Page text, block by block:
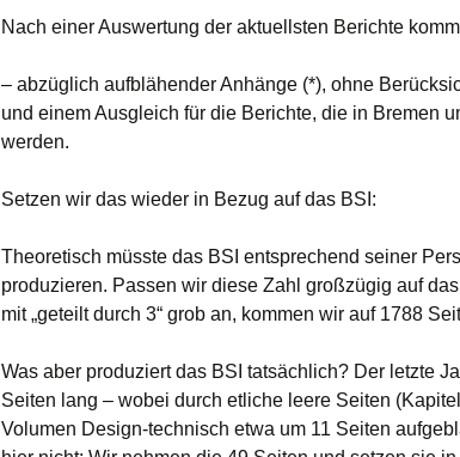
Nach einer Auswertung der aktuellsten Berichte
– abzüglich aufblähender Anhänge (*), ohne
und einem Ausgleich für die Berichte, die in Bremen
werden.
Setzen wir das wieder in Bezug auf das BSI:
Theoretisch müsste das BSI entsprechend seiner
produzieren. Passen wir diese Zahl großzügig auf
mit „geteilt durch 3“ grob an, kommen wir auf 1788
Was aber produziert das BSI tatsächlich? Der letzte
Seiten lang – wobei durch etliche leere Seiten
Volumen Design-technisch etwa um 11 Seiten